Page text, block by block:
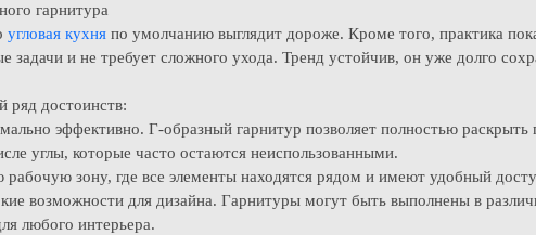
гарнитура
угловая кухня по умолчанию выглядит дороже. Кроме того, практика
задачи и не требует сложного ухода. Тренд устойчив, он уже долго
ряд достоинств:
эффективно. Г-образный гарнитур позволяет полностью
углы, которые часто остаются неиспользованными.
рабочую зону, где все элементы находятся рядом и имеют удобный
возможности для дизайна. Гарнитуры могут быть выполнены в
любого интерьера.